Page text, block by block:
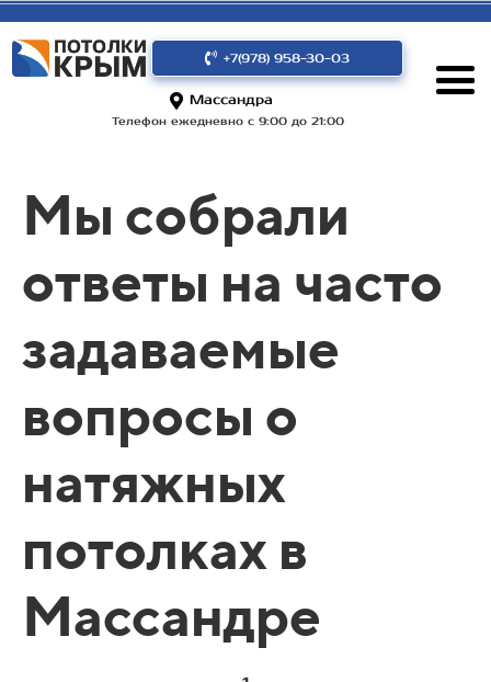
+7(978) 958-30-03
Массандра
Телефон ежедневно с 9:00 до 21:00
Мы собрали
ответы на часто
задаваемые
вопросы о
натяжных
потолках в
Массандре